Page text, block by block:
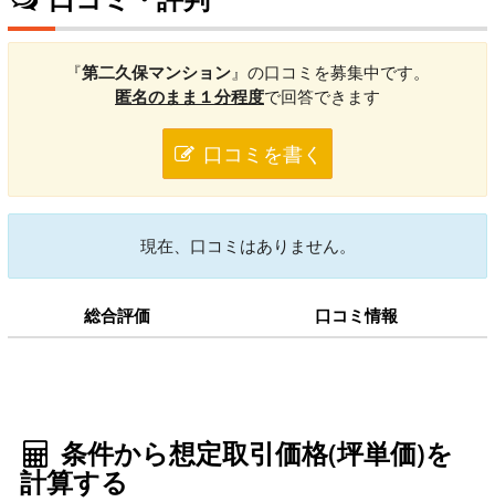
『第二久保マンション』の口コミを募集中です。
匿名のまま１分程度で回答できます
口コミを書く
現在、口コミはありません。
総合評価 口コミ情報
条件から想定取引価格(坪単価)を
計算する